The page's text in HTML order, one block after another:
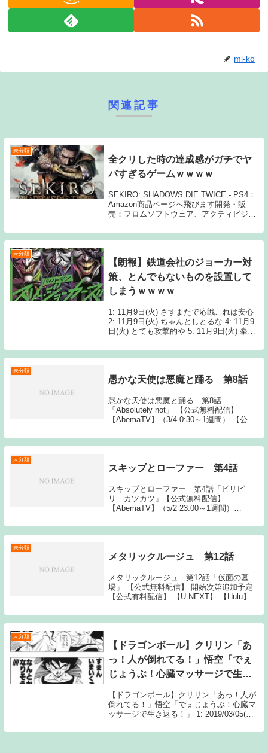
mi-ko
関連記事
未分類
全クリした時の達成感がガチでヤ
バすぎるゲームｗｗｗｗ
SEKIRO: SHADOWS DIE TWICE - PS4：
Amazon商品ページへ飛びます開発・販
売：フロムソフトウェア、アクティビジョ
やサイコブレイクとか...
未分類
【朗報】鉄道会社のジョーカー対
策、とんでもないものを設置して
しまうｗｗｗｗ
1: 11月9日(火) さすまたで応戦これは安心
2: 11月9日(火) ちゃんとしとるな 4: 11月9
日(火) とても攻撃的や 5: 11月9日(火) 拳銃
(火) 車内使いにくそう 10: ...
未分類
愚かな天使は悪魔と踊る 第8話
愚かな天使は悪魔と踊る 第8話
「Absolutely not」 【公式無料配信】
【AbemaTV】（3/4 0:30～1週間） 【公式
【ABEMA】 【Amazonプライム】 The
post ...
未分類
スキップとローファー 第4話
スキップとローファー 第4話「ピリピ
リ カツカツ」【公式無料配信】
【AbemaTV】（5/2 23:00～1週間）
有料配信】【U-NEXT】 【Hulu】
【ABEMA】【Amazonプ...
未分類
メタリックルージュ 第12話
メタリックルージュ 第12話「仮面の墓
場」 【公式無料配信】 開始次第追加予定
【公式有料配信】 【U-NEXT】 【Hulu】
ダイ】 【dアニメストア】 【TELASA The
post ...
未分類
【ドラゴンボール】クリリン「あ
っ！人が倒れてる！」悟空「でぇ
じょうぶ！心臓マッサージで生き
【ドラゴンボール】クリリン「あっ！人が
倒れてる！」悟空「でぇじょうぶ！心臓マ
ッサージで生き返る！」 1: 2019/03/05(火)
ー！？でぇじょうぶですかー！？意識な